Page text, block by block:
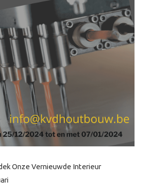
Onze Vernieuwde Interieur